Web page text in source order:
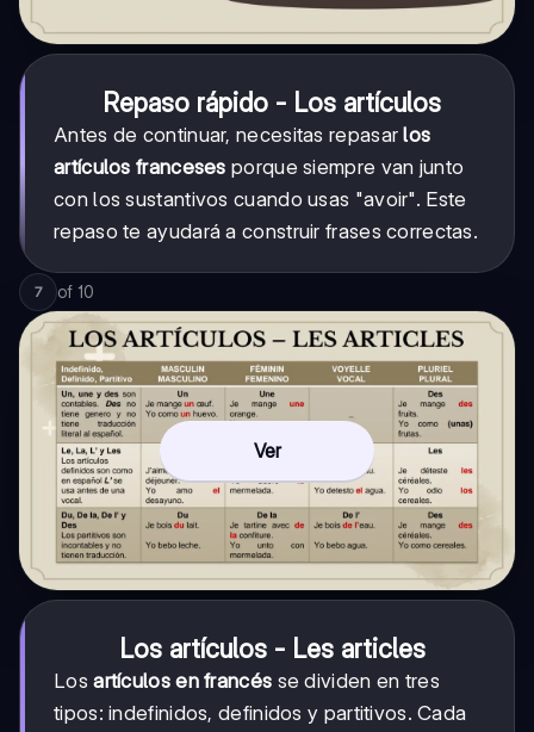
Repaso rápido - Los artículos
Antes de continuar, necesitas repasarlos
artículos franceses porque siempre van junto
con los sustantivos cuando usas "avoir". Este
repaso te ayudará a construir frases correctas.
7 of 10
Ver
Los artículos - Les articles
Losartículos en francés se dividen en tres
tipos: indefinidos, definidos y partitivos. Cada